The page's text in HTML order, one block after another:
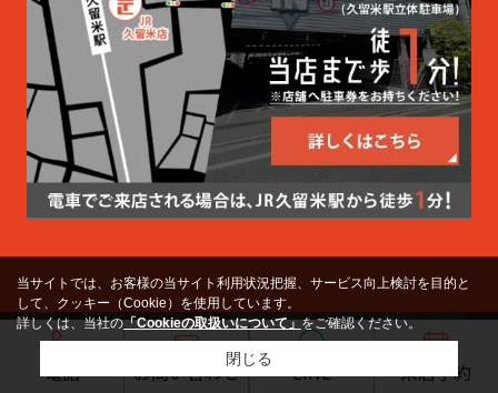
① キャッシュバックサービス
当店では全てのお客様にキャッシュバックサ
ービスを実施させて頂いております。
他店が取り扱いしている同じ物件でも、他店
よりお安く契約出来て大変お得です。
※他のキャンペーンとの併用は不可となりま
す。
ので、お気軽にお問い合わせ下さい。
② 店内スペース
広々とした清潔で綺麗な店内スペース。ゆっ
たりとリラックスして物件選びをすることが
電話 お問い合わせ LINE 来店予約
当サイトでは、お客様の当サイト利用状況把握、サービス向上検討を目的と
して、クッキー（Cookie）を使用しています。
詳しくは、当社の「Cookieの取扱いについて」をご確認ください。
閉じる